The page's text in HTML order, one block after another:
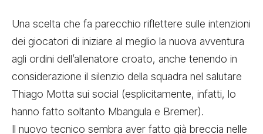
Una scelta che fa parecchio riflettere sulle intenzioni
dei giocatori di iniziare al meglio la nuova avventura
agli ordini dell’allenatore croato, anche tenendo in
considerazione il silenzio della squadra nel salutare
Thiago Motta sui social (esplicitamente, infatti, lo
hanno fatto soltanto Mbangula e Bremer).
Il nuovo tecnico sembra aver fatto già breccia nelle